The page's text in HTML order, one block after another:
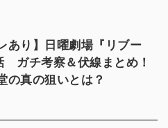
あり】日曜劇場『リブー
ガチ考察＆伏線まとめ！
の真の狙いとは？